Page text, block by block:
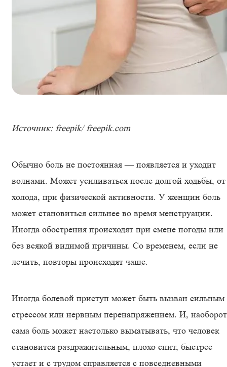
Источник: freepik/ freepik.com
Обычно боль не постоянная — появляется и уходит
волнами. Может усиливаться после долгой ходьбы, от
холода, при физической активности. У женщин боль
может становиться сильнее во время менструации.
Иногда обострения происходят при смене погоды или
без всякой видимой причины. Со временем, если не
лечить, повторы происходят чаще.
Иногда болевой приступ может быть вызван сильным
стрессом или нервным перенапряжением. И,
сама боль может настолько выматывать, что человек
становится раздражительным, плохо спит, быстрее
устает и с трудом справляется с повседневными